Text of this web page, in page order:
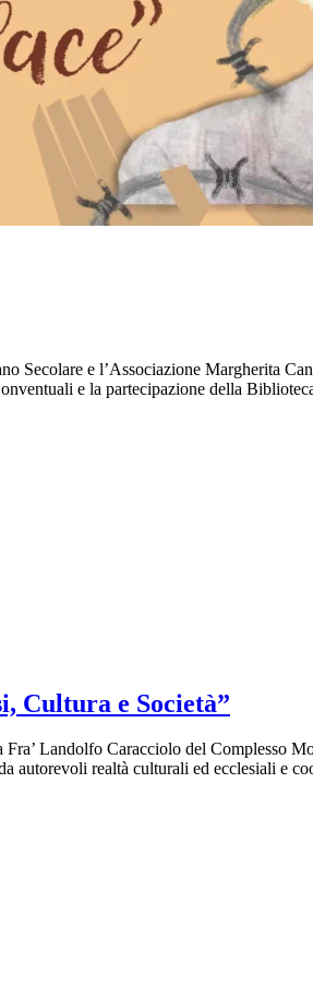
Secolare e l’Associazione Margherita
e la partecipazione della
Cultura e Società”
Landolfo Caracciolo del Complesso
autorevoli realtà culturali ed ecclesiali